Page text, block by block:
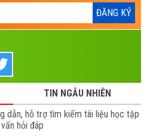
TIN NGẪU NHIÊN
dẫn, hỗ trợ tìm kiếm tài liệu học tập
hỏi đáp